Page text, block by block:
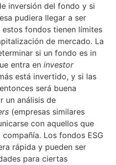
inversión del fondo y si
pudiera llegar a ser
fondos tienen límites
de mercado. La
si un fondo es in
entra en investor
está invertido, y si las
será buena
un análisis de
(empresas similares
con aquellos que
Los fondos ESG
rápida y pueden ser
para ciertas